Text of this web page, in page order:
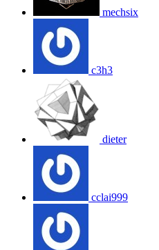
mechsix
c3h3
dieter
cclai999